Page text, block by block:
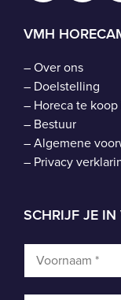
VMH
–Over ons
– Doelstelling
– Horeca te
– Bestuur
–Algemene
– Privacy
SCHRIJF JE